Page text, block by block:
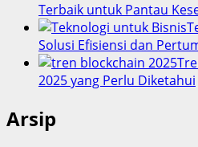
Terbaik untuk Pantau
Solusi Efisiensi dan
2025 yang Perlu Diketahui
Arsip